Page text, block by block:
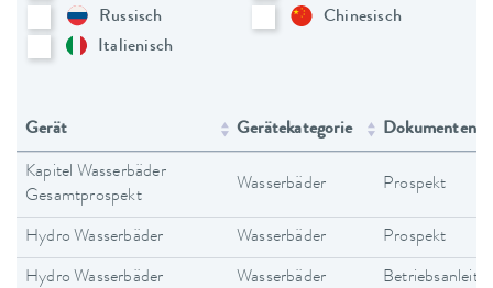
Russisch
Chinesisch
Italienisch
Gerät Gerätekategorie
Kapitel Wasserbäder
Gesamtprospekt
Wasserbäder Prospekt
Hydro Wasserbäder Wasserbäder Prospekt
Hydro Wasserbäder Wasserbäder